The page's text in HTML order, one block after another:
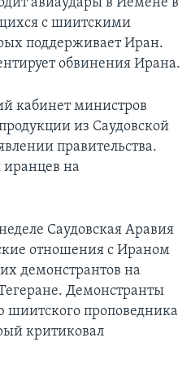
авиаудары в Йемене в
с шиитскими
поддерживает Иран.
обвинения Ирана.
кабинет министров
из Саудовской
правительства.
иранцев на
Саудовская Аравия
отношения с Ираном
демонстрантов на
Демонстранты
проповедника
критиковал